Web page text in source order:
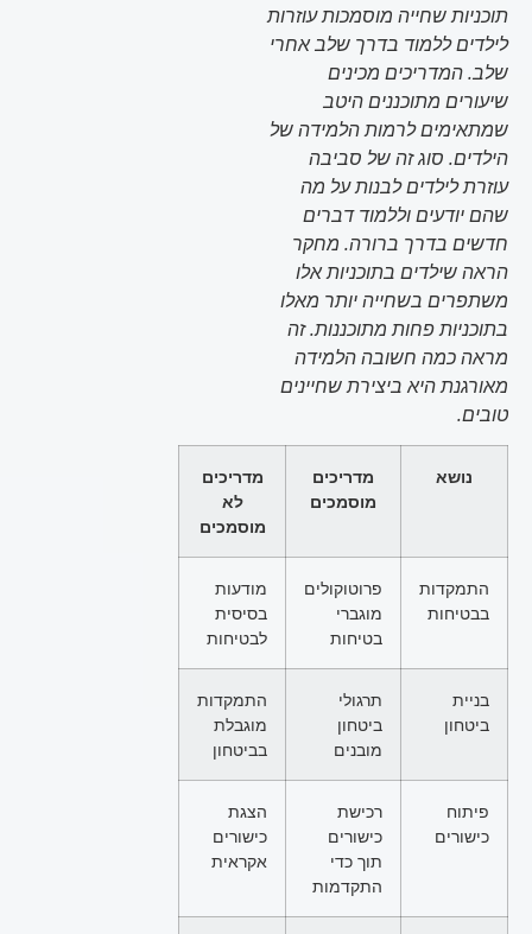
תוכניות שחייה מוסמכות עוזרות
לילדים ללמוד בדרך שלב אחרי
שלב. המדריכים מכינים
שיעורים מתוכננים היטב
שמתאימים לרמות הלמידה של
הילדים. סוג זה של סביבה
עוזרת לילדים לבנות על מה
שהם יודעים וללמוד דברים
חדשים בדרך ברורה. מחקר
הראה שילדים בתוכניות אלו
משתפרים בשחייה יותר מאלו
בתוכניות פחות מתוכננות. זה
מראה כמה חשובה הלמידה
מאורגנת היא ביצירת שחיינים
טובים.
נושא
מדריכים
מוסמכים
מדריכים
לא
מוסמכים
התמקדות
בבטיחות
פרוטוקולים
מוגברי
בטיחות
מודעות
בסיסית
לבטיחות
בניית
ביטחון
תרגולי
ביטחון
מובנים
התמקדות
מוגבלת
בביטחון
פיתוח
כישורים
רכישת
כישורים
תוך כדי
התקדמות
הצגת
כישורים
אקראית